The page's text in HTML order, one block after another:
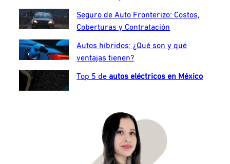
Seguro de Auto Fronterizo: Costos,
Coberturas y Contratación
Autos híbridos: ¿Qué son y qué
ventajas tienen?
Top 5 de autos eléctricos en México